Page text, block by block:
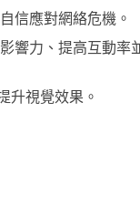
信應對網絡危機。
響力、提高互動
升視覺效果。